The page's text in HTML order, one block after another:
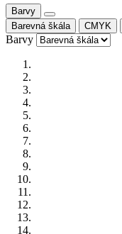
Barvy
Barevná škála
CMYK
Barvy